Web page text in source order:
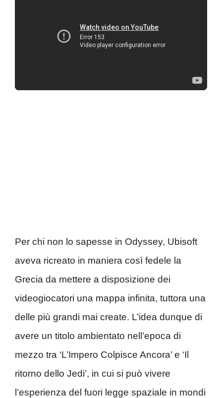
Per chi non lo sapesse in Odyssey, Ubisoft
aveva ricreato in maniera così fedele la
Grecia da mettere a disposizione dei
videogiocatori una mappa infinita, tuttora una
delle più grandi mai create. L’idea dunque di
avere un titolo ambientato nell’epoca di
mezzo tra ‘L’Impero Colpisce Ancora’ e ‘Il
ritorno dello Jedi’, in cui si può vivere
l’esperienza del fuori legge spaziale in mondi